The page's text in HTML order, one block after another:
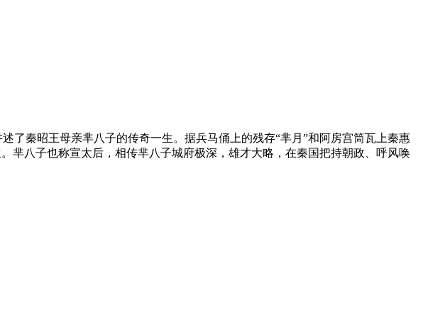
了秦昭王母亲芈八子的传奇一生。据兵马俑上的残存“芈月”和阿房宫筒瓦上秦惠
芈八子也称宣太后，相传芈八子城府极深，雄才大略，在秦国把持朝政、呼风唤